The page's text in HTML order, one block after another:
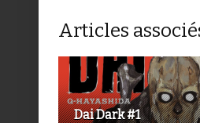
Articles
Dai Dark #1